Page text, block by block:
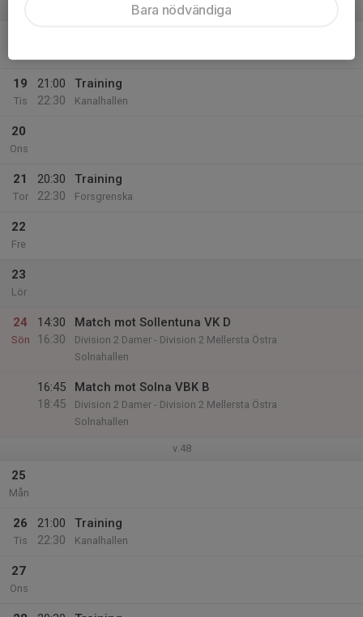
v.47
19
Tis
21:00
22:30
Training
Kanalhallen
20
Ons
21
Tor
20:30
22:30
Training
Forsgrenska
22
Fre
23
Lör
24
Sön
14:30
16:30
Match mot Sollentuna VK D
Division 2 Damer - Division 2 Mellersta Östra
Solnahallen
16:45
18:45
Match mot Solna VBK B
Division 2 Damer - Division 2 Mellersta Östra
Solnahallen
v.48
25
Mån
26
Tis
21:00
22:30
Training
Kanalhallen
27
Ons
Bara nödvändiga